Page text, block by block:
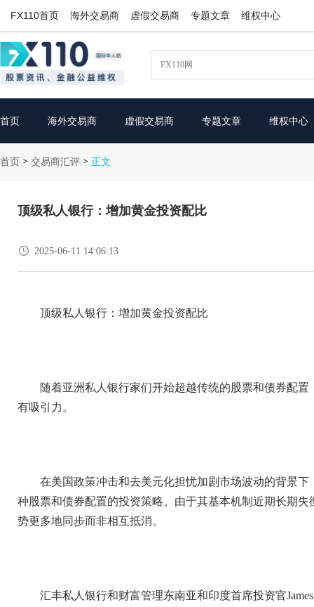
FX110首页 海外交易商 虚假交易商 专题文章 维权中心
首页 海外交易商 虚假交易商 专题文章 维权中心
首页 > 交易商汇评 > 正文
顶级私人银行：增加黄金投资配比
 2025-06-11 14:06:13
顶级私人银行：增加黄金投资配比
随着亚洲私人银行家们开始超越传统的股票和债券配
有吸引力。
在美国政策冲击和去美元化担忧加剧市场波动的背景
种股票和债券配置的投资策略。由于其基本机制近期长期
势更多地同步而非相互抵消。
汇丰私人银行和财富管理东南亚和印度首席投资官